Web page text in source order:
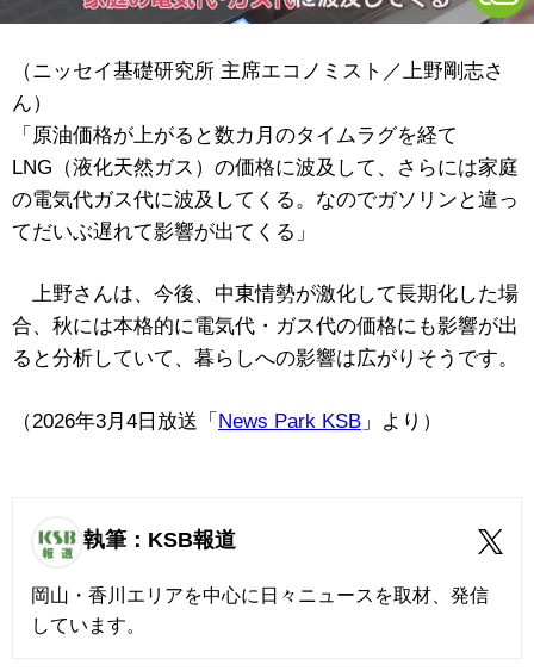
（ニッセイ基礎研究所 主席エコノミスト／上野剛志さ
ん）
「原油価格が上がると数カ月のタイムラグを経て
LNG（液化天然ガス）の価格に波及して、さらには家庭
の電気代ガス代に波及してくる。なのでガソリンと違っ
てだいぶ遅れて影響が出てくる」
上野さんは、今後、中東情勢が激化して長期化した場
合、秋には本格的に電気代・ガス代の価格にも影響が出
ると分析していて、暮らしへの影響は広がりそうです。
（2026年3月4日放送「 News Park KSB 」より）
執筆：KSB報道
岡山・香川エリアを中心に日々ニュースを取材、発信
しています。